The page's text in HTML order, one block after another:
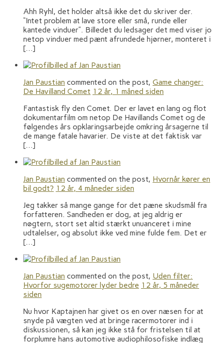
Ahh Ryhl, det holder altså ikke det du skriver der.
“Intet problem at lave store eller små, runde eller
kantede vinduer”. Billedet du ledsager det med viser jo
netop vinduer med pænt afrundede hjørner, monteret i
[…]
Jan Paustian commented on the post, Game changer:
De Havilland Comet 12 år, 1 måned siden
Fantastisk fly den Comet. Der er lavet en lang og flot
dokumentarfilm om netop De Havillands Comet og de
følgendes års opklaringsarbejde omkring årsagerne til
de mange fatale havarier. De viste at det faktisk var
[…]
Jan Paustian commented on the post, Hvornår kører en
bil godt? 12 år, 4 måneder siden
Jeg takker så mange gange for det pæne skudsmål fra
forfatteren. Sandheden er dog, at jeg aldrig er
nøgtern, stort set altid stærkt unuanceret i mine
udtalelser, og absolut ikke ved mine fulde fem. Det er
[…]
Jan Paustian commented on the post, Uden filter:
Hvorfor sugemotorer lyder bedre 12 år, 5 måneder
siden
Nu hvor Kaptajnen har givet os en over næsen for at
snyde på vægten ved at bringe racermotorer ind i
diskussionen, så kan jeg ikke stå for fristelsen til at
forplumre hans automotive audiophilosofiske indlæg